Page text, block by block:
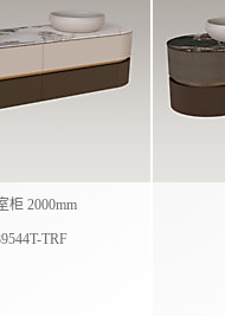
柜 2000mm
TRF